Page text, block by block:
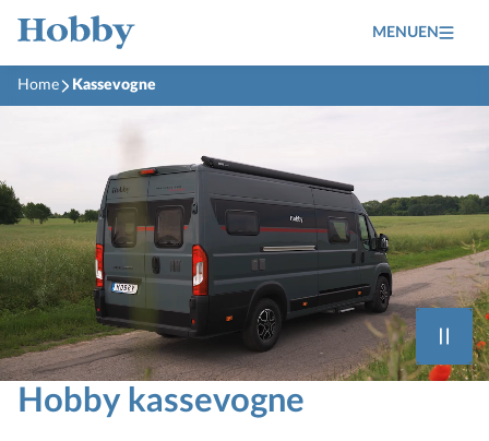
MENUEN
Home Kassevogne
Hobby kassevogne